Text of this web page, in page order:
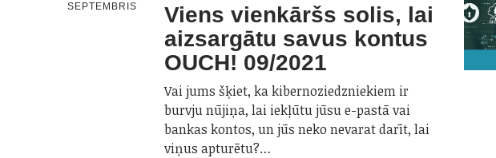
SEPTEMBRIS
Viens vienkāršs solis, lai
aizsargātu savus kontus
OUCH! 09/2021
Vai jums šķiet, ka kibernoziedzniekiem ir
burvju nūjiņa, lai iekļūtu jūsu e-pastā vai
bankas kontos, un jūs neko nevarat darīt, lai
viņus apturētu?…